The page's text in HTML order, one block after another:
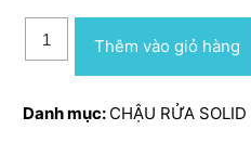
AS-
S020
lượng
Thêm vào giỏ hàng
Danh mục: CHẬU RỬA SOLID